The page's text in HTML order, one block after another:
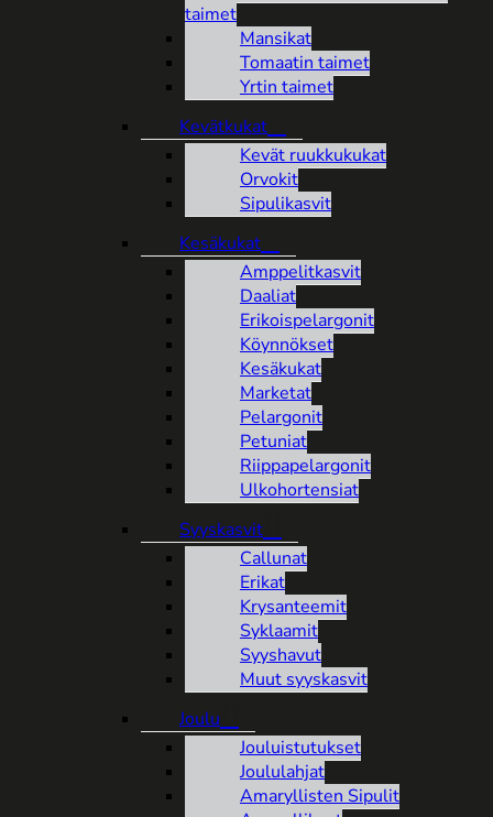
taimet
Mansikat
Tomaatin taimet
Yrtin taimet
Kevätkukat
Kevät ruukkukukat
Orvokit
Sipulikasvit
Kesäkukat
Amppelitkasvit
Daaliat
Erikoispelargonit
Köynnökset
Kesäkukat
Marketat
Pelargonit
Petuniat
Riippapelargonit
Ulkohortensiat
Syyskasvit
Callunat
Erikat
Krysanteemit
Syklaamit
Syyshavut
Muut syyskasvit
Joulu
Jouluistutukset
Joululahjat
Amaryllisten Sipulit